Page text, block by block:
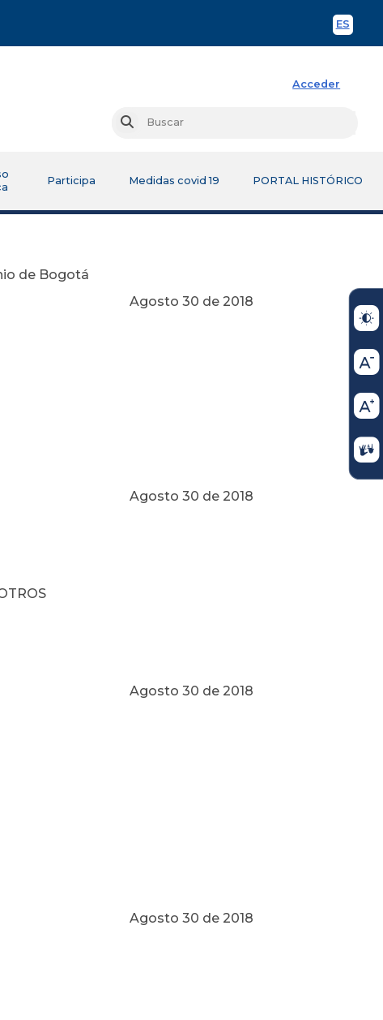
ES
Acceder
Buscar
Participa Medidas covid 19 PORTAL HISTÓRICO
de Bogotá
Agosto 30 de 2018
Agosto 30 de 2018
Agosto 30 de 2018
Agosto 30 de 2018